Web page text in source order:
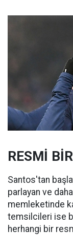
RESMİ
Santos'tan
parlayan ve
memleketinde
temsilcileri ise
herhangi bir